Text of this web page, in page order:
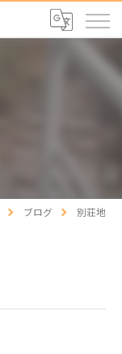
ブログ 別荘地